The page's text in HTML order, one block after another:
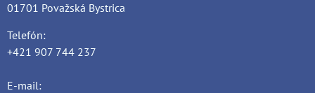
01701 Považská Bystrica
Telefón:
+421 907 744 237
E-mail: